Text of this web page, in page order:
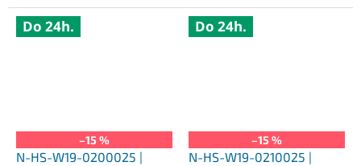
Do 24h.
–15 %
N-HS-W19-0200025 |
Do 24h.
–15 %
N-HS-W19-0210025 |